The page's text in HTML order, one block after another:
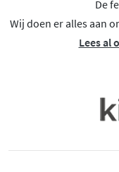
De
Wij doen er alles aan
Lees al